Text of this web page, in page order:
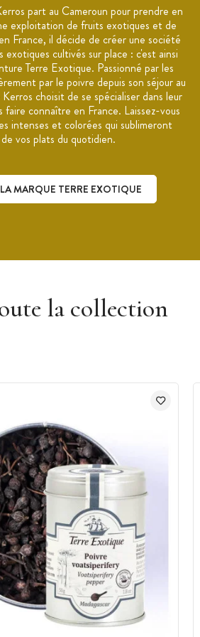
tri à la main
et fraicheur d'agrumes
émulsion, volaille rôtie,
de la lumière et au sec
part au Cameroun pour prendre en
exploitation de fruits exotiques et de
France, il décide de créer une société
cultivés sur place : c'est ainsi
Terre Exotique. Passionné par les
par le poivre depuis son séjour au
choisit de se spécialiser dans leur
connaître en France. Laissez-vous
intenses et colorées qui sublimeront
vos plats du quotidien.
MARQUE TERRE EXOTIQUE
la collection